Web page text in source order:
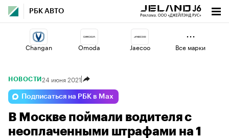
РБК АВТО
Changan Omoda Jaecoo
Esteo Voyah
Haval Volga Lada
Все марки
НОВОСТИ 24 июня 2021
Подписаться на РБК в Max
В Москве поймали водителя с
неоплаченными штрафами на 1